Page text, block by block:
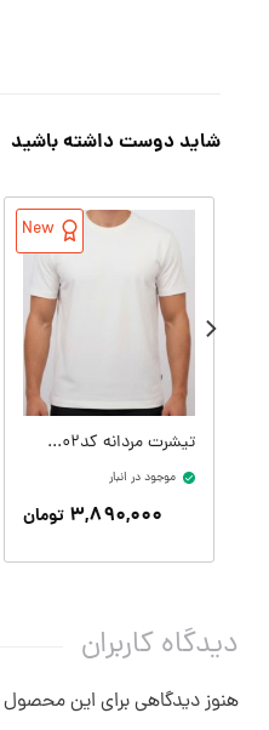
شاید دوست داشته باشید
New
تیشرت مردانه کدM09414-002
موجود در انبار
۳,۸۹۰,۰۰۰ تومان
دیدگاه کاربران
هنوز دیدگاهی برای این